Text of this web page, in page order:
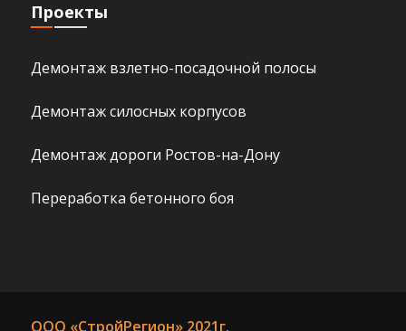
Проекты
Демонтаж взлетно-посадочной полосы
Демонтаж силосных корпусов
Демонтаж дороги Ростов-на-Дону
Переработка бетонного боя
ООО «СтройРегион» 2021г.